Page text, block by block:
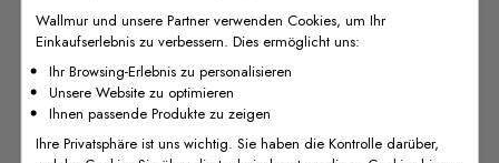
Wallmur und unsere Partner verwenden Cookies, um Ihr
Einkaufserlebnis zu verbessern. Dies ermöglicht uns:
Ihr Browsing-Erlebnis zu personalisieren
Unsere Website zu optimieren
Ihnen passende Produkte zu zeigen
Ihre Privatsphäre ist uns wichtig. Sie haben die Kontrolle darüber,